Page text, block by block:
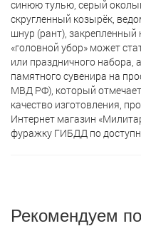
синюю тулью, серый
скругленный козырёк,
шнур (рант),
«головной убор» может
или праздничного набора,
памятного сувенира на
МВД РФ), который
качество изготовления,
Интернет магазин
фуражку ГИБДД по
Рекомендуем